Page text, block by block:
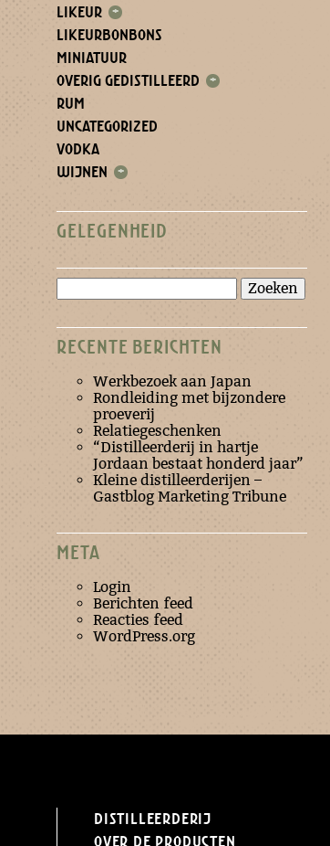
LIKEUR +
LIKEURBONBONS
MINIATUUR
OVERIG GEDISTILLEERD +
RUM
UNCATEGORIZED
VODKA
WIJNEN +
GELEGENHEID
naar:
RECENTE BERICHTEN
Werkbezoek aan Japan
Rondleiding met bijzondere
proeverij
Relatiegeschenken
“Distilleerderij in hartje
Jordaan bestaat honderd jaar”
Kleine distilleerderijen –
Gastblog Marketing Tribune
META
Login
Berichten feed
Reacties feed
WordPress.org
Distilleerderij
Over de producten